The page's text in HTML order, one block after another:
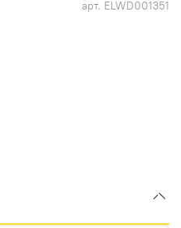
арт. ELWD001351